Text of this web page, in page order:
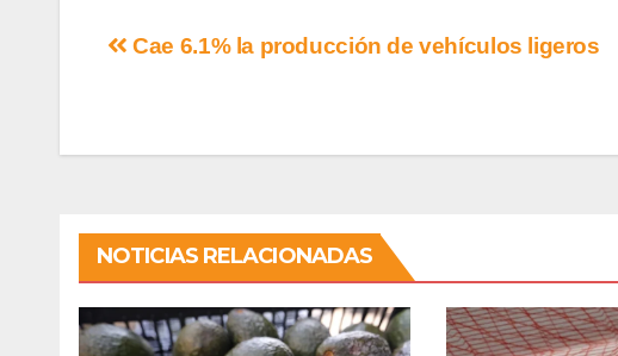
Cae 6.1% la producción de vehículos ligeros
NOTICIAS RELACIONADAS